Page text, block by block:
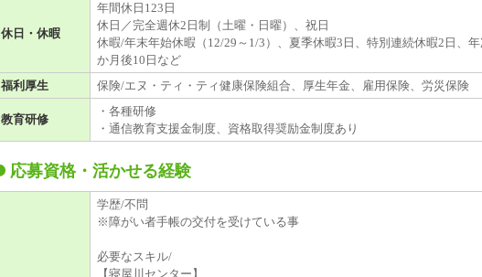
休日・休暇
年間休日123日
休日／完全週休2日制（土曜・日曜）、祝日
休暇/年末年始休暇（12/29～1/3）、夏季休暇3日、特別連続休暇2日、
か月後10日など
福利厚生
保険/エヌ・ティ・ティ健康保険組合、厚生年金、雇用保険、労災保険
教育研修
・各種研修
・通信教育支援金制度、資格取得奨励金制度あり
応募資格・活かせる経験
学歴/不問
※障がい者手帳の交付を受けている事
必要なスキル/
【寝屋川センター】